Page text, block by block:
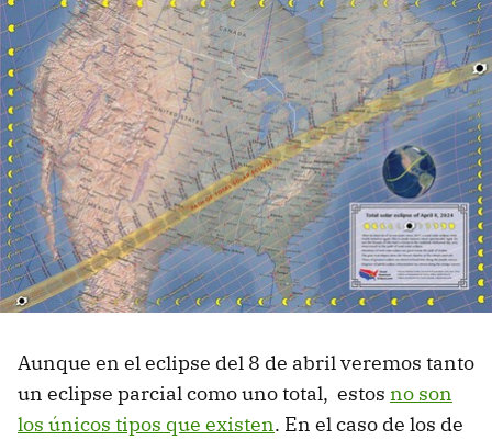
Aunque en el eclipse del 8 de abril veremos tanto
un eclipse parcial como uno total, estos no son
los únicos tipos que existen. En el caso de los de